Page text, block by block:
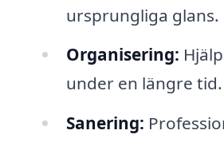
ursprungliga glans.
Organisering:
under en längre tid.
Sanering: